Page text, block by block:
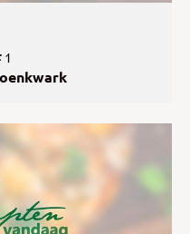
1